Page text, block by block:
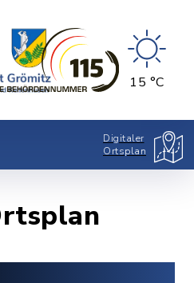
15 °C
Digitaler
Ortsplan